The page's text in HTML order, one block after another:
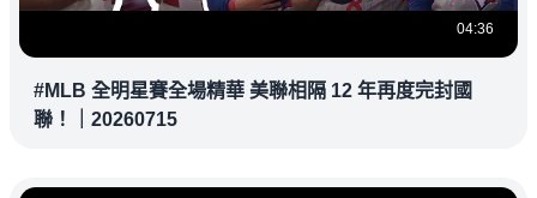
04:36
#MLB 全明星賽全場精華 美聯相隔 12 年再度完封國
聯！｜20260715